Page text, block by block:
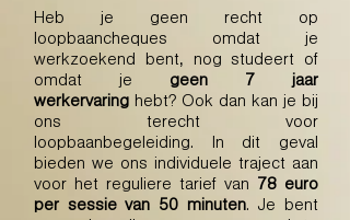
Heb je geen recht op
loopbaancheques omdat je
werkzoekend bent, nog studeert of
omdat je geen 7 jaar
werkervaring hebt? Ook dan kan je bij
ons terecht voor
loopbaanbegeleiding. In dit geval
bieden we ons individuele traject aan
voor het reguliere tarief van
78 euro
per sessie van 50 minuten. Je bent